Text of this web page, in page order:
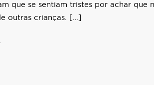
que se sentiam tristes por achar que
outras crianças. […]